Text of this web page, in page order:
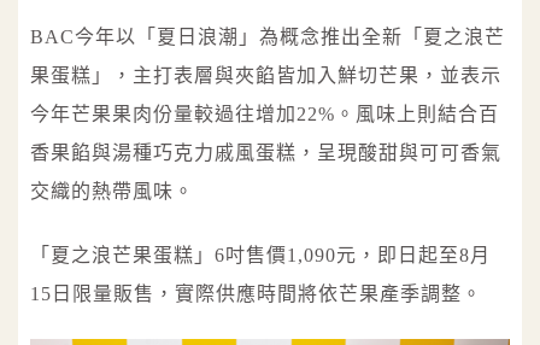
BAC今年以「夏日浪潮」為概念推出全新「夏之浪芒
果蛋糕」，主打表層與夾餡皆加入鮮切芒果，並表示
今年芒果果肉份量較過往增加22%。風味上則結合百
香果餡與湯種巧克力戚風蛋糕，呈現酸甜與可可香氣
交織的熱帶風味。
「夏之浪芒果蛋糕」6吋售價1,090元，即日起至8月
15日限量販售，實際供應時間將依芒果產季調整。